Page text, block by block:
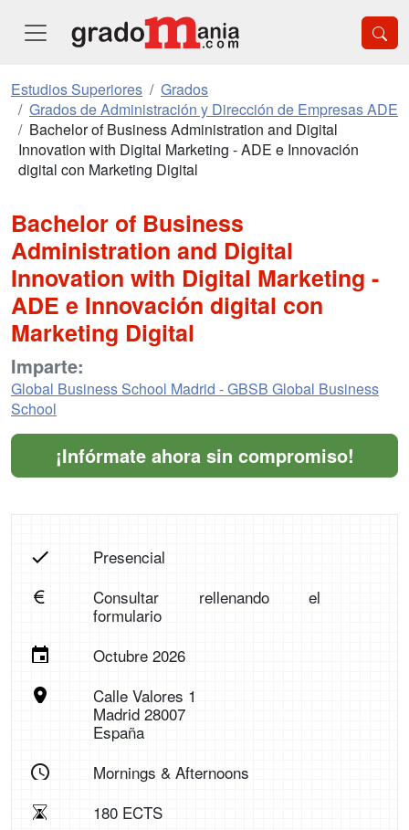
Estudios Superiores
Grados
Grados de Administración y Dirección de Empresas ADE
Bachelor of Business Administration and Digital
Innovation with Digital Marketing - ADE e Innovación
digital con Marketing Digital
Bachelor of Business
Administration and Digital
Innovation with Digital Marketing -
ADE e Innovación digital con
Marketing Digital
Imparte:
Global Business School Madrid - GBSB Global Business
School
¡Infórmate ahora sin compromiso!
Presencial
Consultar rellenando el
formulario
Octubre 2026
Calle Valores 1
Madrid 28007
España
Mornings & Afternoons
180 ECTS